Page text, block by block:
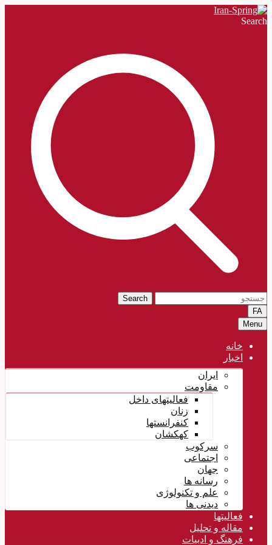
Search
Search
FA
Menu
خانه
اخبار
ایران
مقاومت
فعالیتهای داخل
زنان
کنفرانستها
کهکشان
سرکوب
اجتماعی
جهان
رسانه ها
علم و تکنولوژی
دیدنی ها
فعالیتها
مقاله و تحلیل
فرهنگ و ادبیات